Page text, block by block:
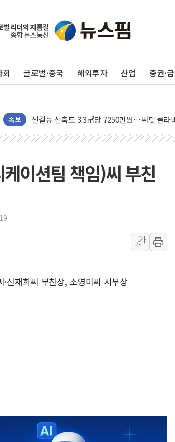
회 글로벌·중국 해외투자 산업 증권·
속보
폭염 누그러지고 가뭄 숙지나...경북동해안권
신길동 신축도 3.3㎡당 7250만원…써밋 클라
용산공원·그린벨트로 또 충돌…반복되는 국
[코인시황] 비트코인 6만4000달러대 횡보…고
[베트남 증시] 유동성 부진 지속, 강보합 마감
경찰, 9월부터 '가족 사건' 못 맡는다…상피제
포스코홀딩스, 포스코인터·DX 지분 일부 매각
40.2도 찍은 서울 등 폭염중대경보 해제…누적
'변기 수리' 집주인에게 흉기 휘두른 30대 세
이션팀 책임)씨 부친
가
가
신재희씨 부친상, 소영미씨 시부상